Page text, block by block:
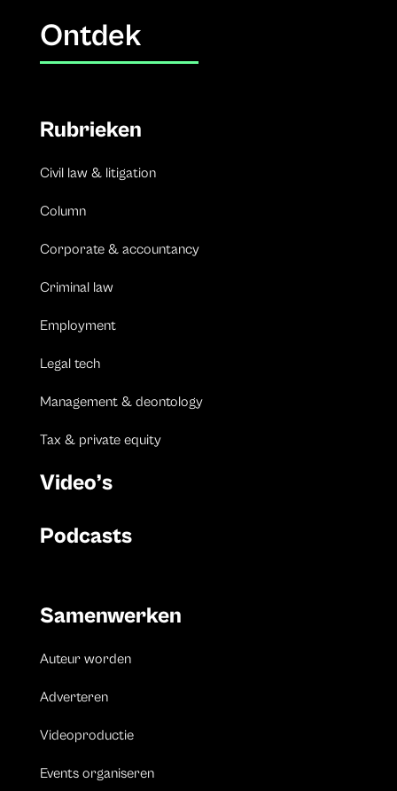
Ontdek
Rubrieken
Civil law & litigation
Column
Corporate & accountancy
Criminal law
Employment
Legal tech
Management & deontology
Tax & private equity
Video’s
Podcasts
Samenwerken
Auteur worden
Adverteren
Videoproductie
Events organiseren